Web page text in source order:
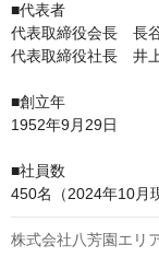
■代表者
代表取締役会長　長
代表取締役社長　井
■創立年
1952年9月29日
■社員数
450名（2024年10月
株式会社八芳園エリ